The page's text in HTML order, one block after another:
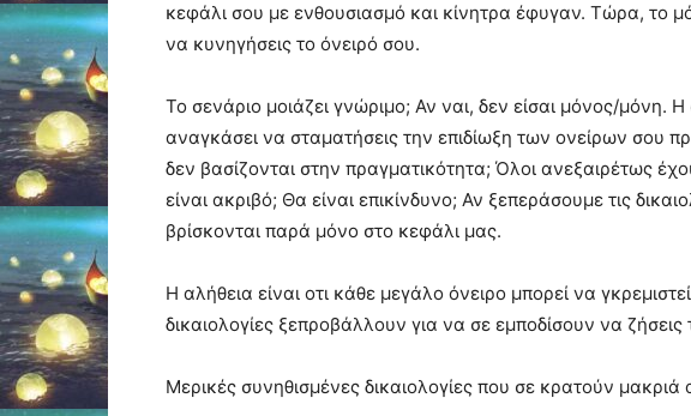
κεφάλι σου με ενθουσιασμό και κίνητρα έφυγαν. Τώρα, το
να κυνηγήσεις το όνειρό σου.
Το σενάριο μοιάζει γνώριμο; Αν ναι, δεν είσαι μόνος/
αναγκάσει να σταματήσεις την επιδίωξη των ονείρων σου
δεν βασίζονται στην πραγματικότητα; Όλοι ανεξαιρέτως
είναι ακριβό; Θα είναι επικίνδυνο; Αν ξεπεράσουμε τις
βρίσκονται παρά μόνο στο κεφάλι μας.
Η αλήθεια είναι οτι κάθε μεγάλο όνειρο μπορεί να
δικαιολογίες ξεπροβάλλουν για να σε εμποδίσουν να
Μερικές συνηθισμένες δικαιολογίες που σε κρατούν